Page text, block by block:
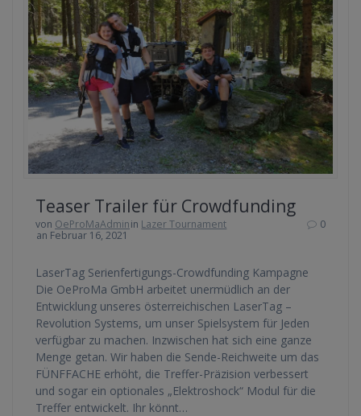
Teaser Trailer für Crowdfunding
von OeProMaAdminin Lazer Tournament
an Februar 16, 2021
0
LaserTag Serienfertigungs-Crowdfunding Kampagne
Die OeProMa GmbH arbeitet unermüdlich an der
Entwicklung unseres österreichischen LaserTag –
Revolution Systems, um unser Spielsystem für Jeden
verfügbar zu machen. Inzwischen hat sich eine ganze
Menge getan. Wir haben die Sende-Reichweite um das
FÜNFFACHE erhöht, die Treffer-Präzision verbessert
und sogar ein optionales „Elektroshock“ Modul für die
Treffer entwickelt. Ihr könnt…